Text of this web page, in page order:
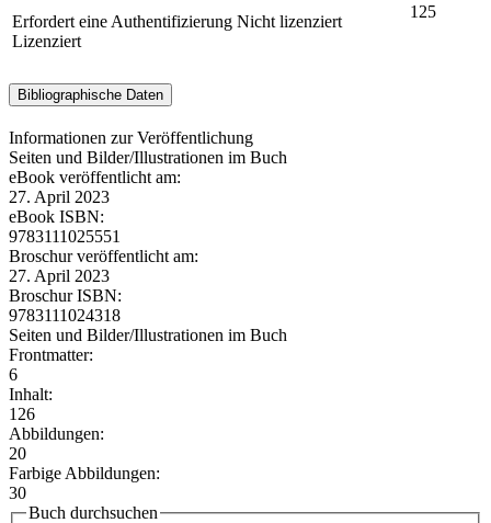
Erfordert eine Authentifizierung Nicht lizenziert
Lizenziert
125
Bibliographische Daten
Informationen zur Veröffentlichung
Seiten und Bilder/Illustrationen im Buch
eBook veröffentlicht am:
27. April 2023
eBook ISBN:
9783111025551
Broschur veröffentlicht am:
27. April 2023
Broschur ISBN:
9783111024318
Seiten und Bilder/Illustrationen im Buch
Frontmatter:
6
Inhalt:
126
Abbildungen:
20
Farbige Abbildungen:
30
Buch durchsuchen